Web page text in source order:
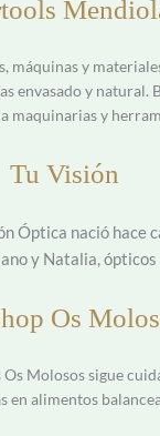
máquinas y
envasado y natural.
maquinarias y
Tu Visión
Óptica nació hace
y Natalia,
Os
Molosos sigue
en alimentos